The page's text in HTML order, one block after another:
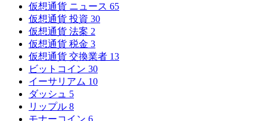
仮想通貨 ニュース 65
仮想通貨 投資 30
仮想通貨 法案 2
仮想通貨 税金 3
仮想通貨 交換業者 13
ビットコイン 30
イーサリアム 10
ダッシュ 5
リップル 8
モナーコイン 6